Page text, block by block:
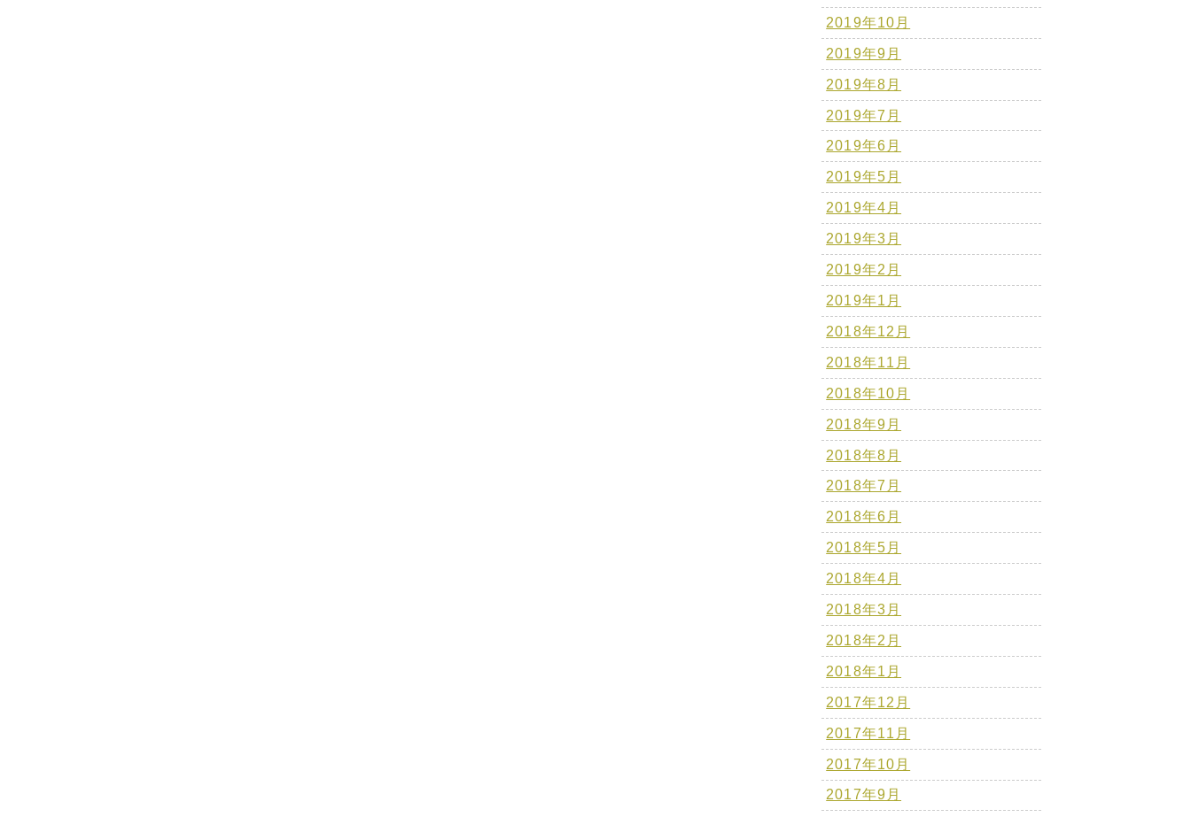
2019年10月
2019年9月
2019年8月
2019年7月
2019年6月
2019年5月
2019年4月
2019年3月
2019年2月
2019年1月
2018年12月
2018年11月
2018年10月
2018年9月
2018年8月
2018年7月
2018年6月
2018年5月
2018年4月
2018年3月
2018年2月
2018年1月
2017年12月
2017年11月
2017年10月
2017年9月